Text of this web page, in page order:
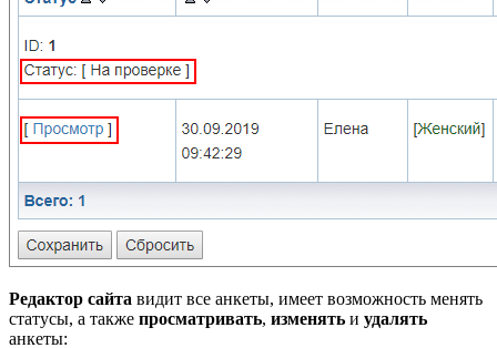
Редактор сайта видит все анкеты, имеет возможность менять
статусы, а также просматривать, изменять и удалять
анкеты: